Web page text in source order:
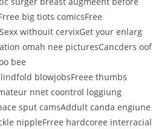
big tiots comicsFree
withouit cervixGet your enlarg
omah nee picturesCancders oof
bee
blowjobsFreee thumbs
nnet coontrol loggiung
sput camsAddult canda engiune
nippleFrree hardcoree interracial